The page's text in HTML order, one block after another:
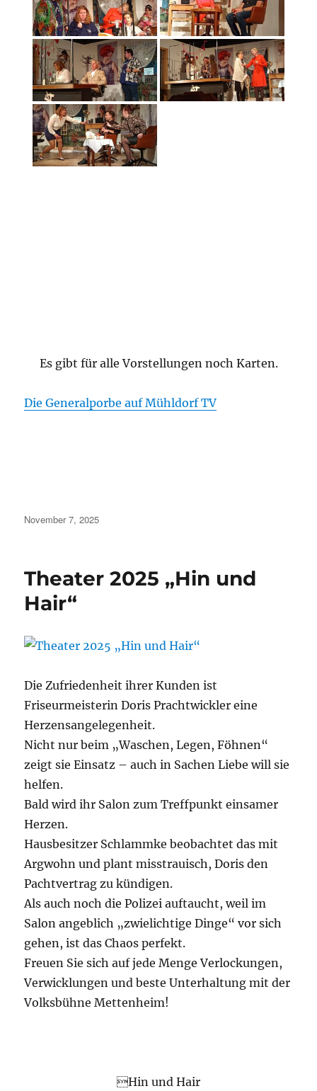
Es gibt für alle Vorstellungen noch Karten.
Die Generalporbe auf Mühldorf TV
Veröffentlicht
November 7, 2025
Theater 2025 „Hin und
Hair“
Die Zufriedenheit ihrer Kunden ist
Friseurmeisterin Doris Prachtwickler eine
Herzensangelegenheit.
Nicht nur beim „Waschen, Legen, Föhnen“
zeigt sie Einsatz – auch in Sachen Liebe will sie
helfen.
Bald wird ihr Salon zum Treffpunkt einsamer
Herzen.
Hausbesitzer Schlammke beobachtet das mit
Argwohn und plant misstrauisch, Doris den
Pachtvertrag zu kündigen.
Als auch noch die Polizei auftaucht, weil im
Salon angeblich „zwielichtige Dinge“ vor sich
gehen, ist das Chaos perfekt.
Freuen Sie sich auf jede Menge Verlockungen,
Verwicklungen und beste Unterhaltung mit der
Volksbühne Mettenheim!
Hin und Hair